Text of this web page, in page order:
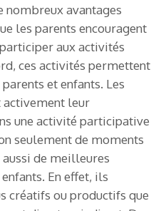
nombreux avantages
les parents encouragent
aux activités
ces activités permettent
et enfants. Les
activement leur
une activité participative
seulement de moments
de meilleures
En effet, ils
créatifs ou productifs que